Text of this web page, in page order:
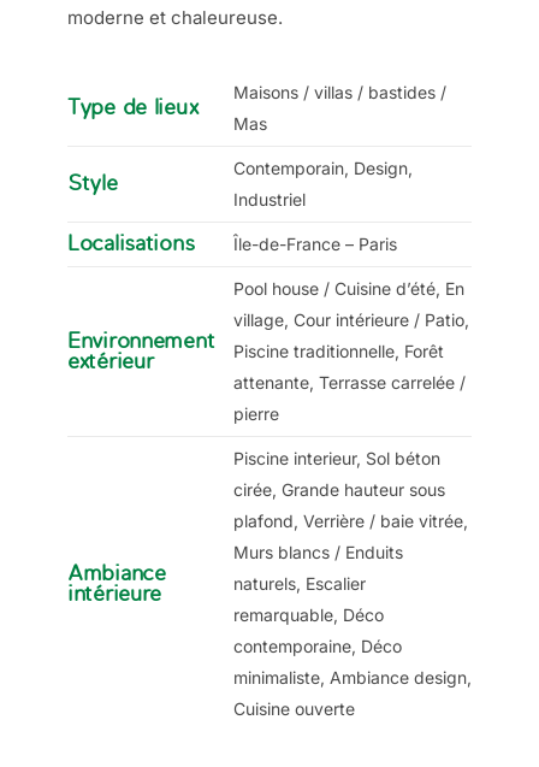
moderne et chaleureuse.
Type de lieux
Maisons / villas / bastides /
Mas
Style
Contemporain, Design,
Industriel
Localisations Île-de-France – Paris
Environnement
extérieur
Pool house / Cuisine d’été, En
village, Cour intérieure / Patio,
Piscine traditionnelle, Forêt
attenante, Terrasse carrelée /
pierre
Ambiance
intérieure
Piscine interieur, Sol béton
cirée, Grande hauteur sous
plafond, Verrière / baie vitrée,
Murs blancs / Enduits
naturels, Escalier
remarquable, Déco
contemporaine, Déco
minimaliste, Ambiance design,
Cuisine ouverte